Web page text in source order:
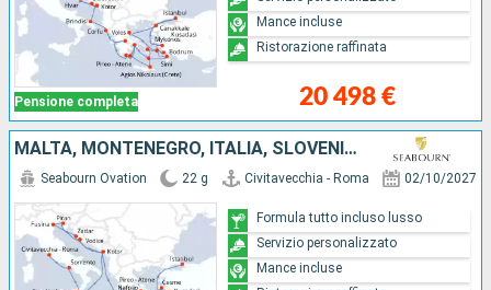
Pensione completa 20 498 €
Mance incluse
Ristorazione raffinata
MALTA, MONTENEGRO, ITALIA, SLOVENIA, CROAZIA, GRECIA, TURCHIA
Seabourn Ovation 22 g Civitavecchia - Roma 02/10/2027
Formula tutto incluso lusso
Servizio personalizzato
Mance incluse